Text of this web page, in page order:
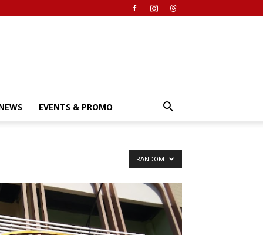
EVENTS & PROMO
RANDOM